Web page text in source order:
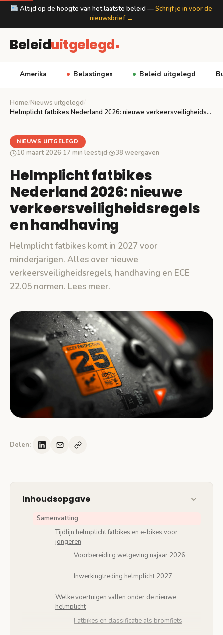
Altijd op de hoogte van het laatste beleid —Schrijf je in voor de
nieuwsbrief →
Beleiduitgelegd
Amerika Belastingen Beleid uitgelegd
Home Nieuws uitgelegd
Helmplicht fatbikes Nederland 2026: nieuwe verkeersveiligheidsregels en handhaving
NIEUWS UITGELEGD
10 maart 2026·17 min leestijd· 38 weergaven
Helmplicht fatbikes
Nederland 2026: nieuwe
verkeersveiligheidsregels
en handhaving
Helmplicht fatbikes komt in 2027 voor
minderjarigen. Alles over nieuwe
verkeersveiligheidsregels, handhaving en ECE
22.05 normen. Lees meer.
Delen:
Inhoudsopgave
Samenvatting
Tijdlijn helmplicht fatbikes en e-bikes voor
jongeren
Voorbereiding wetgeving najaar 2026
Inwerkingtreding helmplicht 2027
Welke voertuigen vallen onder de nieuwe
helmplicht
Fatbikes en classificatie als bromfiets